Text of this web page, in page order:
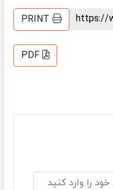
PRINT
PDF